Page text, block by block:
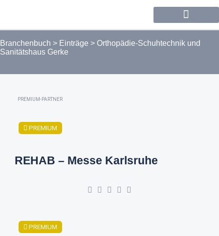
Branchenbuch > Einträge > Orthopädie-Schuhtechnik und
Sanitätshaus Gerke
PREMIUM-PARTNER
PREMIUM
REHAB – Messe Karlsruhe
PREMIUM